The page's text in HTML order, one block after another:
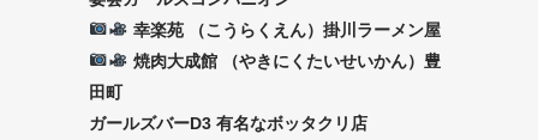
幸楽苑 （こうらくえん）掛川ラーメン屋
焼肉大成館 （やきにくたいせいかん）豊
田町
ガールズバーD3 有名なボッタクリ店